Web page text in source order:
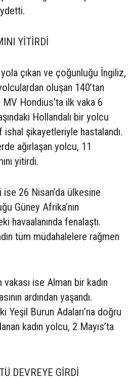
YİTİRDİ
yola çıkan ve çoğunluğu İngiliz,
oluşan 140’tan
Hondius’ta ilk vaka 6
Hollandalı bir yolcu
ishal şikayetleriyle hastalandı.
ağırlaşan yolcu, 11
yitirdi.
26 Nisan’da ülkesine
Güney Afrika’nın
havaalanında fenalaştı.
tüm müdahalelere rağmen
ise Alman bir kadın
ardından yaşandı.
Yeşil Burun Adaları’na doğru
kadın yolcu, 2 Mayıs’ta
DEVREYE GİRDİ